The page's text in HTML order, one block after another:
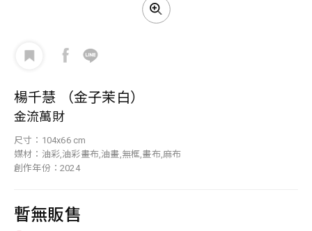
楊千慧 （金子茉白）
金流萬財
尺寸：104x66 cm
媒材：油彩,油彩畫布,油畫,無框,畫布,麻布
創作年份：2024
暫無販售